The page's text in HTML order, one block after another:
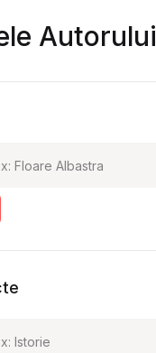
Autorului